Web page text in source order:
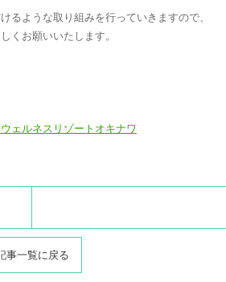
るような取り組みを行っていきますので、
くお願いいたします。
ェルネスリゾートオキナワ
事一覧に戻る